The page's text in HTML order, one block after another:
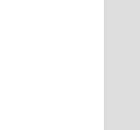
มาโง่ ฉันจะหนีไปกับห
就跟黄毛带求跑